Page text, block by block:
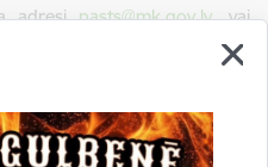
adresi pasts@mk.gov.lv, vai
par personas datu apstrādi
Apsīti (e-pasta adrese:
tīmekļvietnē www.gulbene.lv